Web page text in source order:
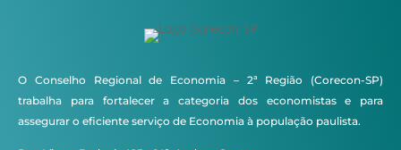
O Conselho Regional de Economia – 2ª Região (Corecon-SP)
trabalha para fortalecer a categoria dos economistas e para
assegurar o eficiente serviço de Economia à população paulista.